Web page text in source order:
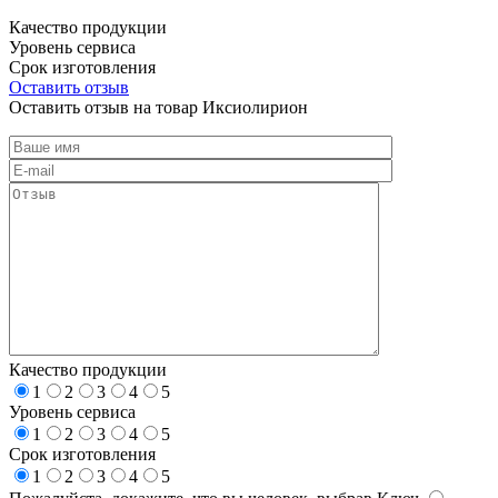
Качество продукции
Уровень сервиса
Срок изготовления
Оставить отзыв
Оставить отзыв на товар Иксиолирион
Качество продукции
1
2 3 4
5
Уровень сервиса
1
2 3 4
5
Срок изготовления
1
2 3 4
5